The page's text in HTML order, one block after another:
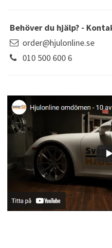
Behöver du hjälp? -
order@hjulonline.se
010 500 600 6